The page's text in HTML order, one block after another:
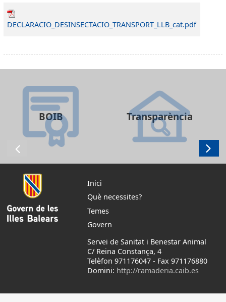
DECLARACIO_DESINSECTACIO_TRANSPORT_LLB_cat.pdf
BOIB Transparència
Inici
Què necessites?
Temes
Govern
Servei de Sanitat i Benestar Animal
C/ Reina Constança, 4
Telèfon 971176047 - Fax 971176880
Domini: http://ramaderia.caib.es